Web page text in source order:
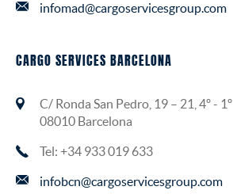
infomad@cargoservicesgroup.com
CARGO SERVICES BARCELONA
C/ Ronda San Pedro, 19 – 21, 4º - 1º
08010 Barcelona
Tel: +34 933 019 633
infobcn@cargoservicesgroup.com